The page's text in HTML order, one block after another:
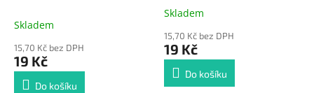
Skladem
15,70 Kč bez DPH
19 Kč
Do košíku
Průměrné
produktu
je
5,0
Skladem
15,70 Kč bez DPH
19 Kč
Do košíku